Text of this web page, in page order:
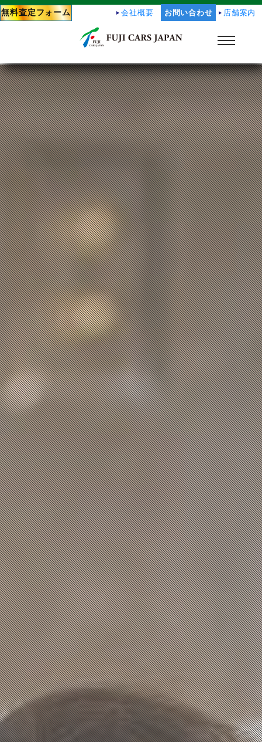
会社概要 お問い合わせ 店舗案内
無料査定フォーム